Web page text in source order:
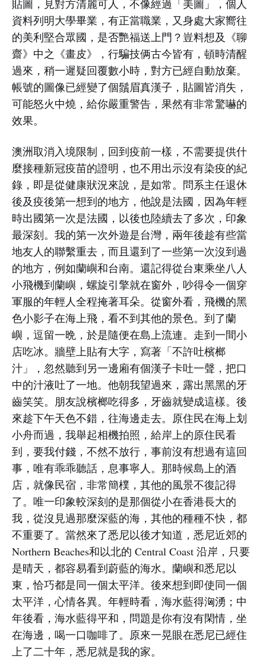
貼圖，見對方清麗可人，不像經過「美圖」，個人
資料列明大學畢業，有正當職業，又身處大家嚮往
的美利堅合眾國，是否艷福送上門？豈料想及《聊
齋》中之《畫皮》，行騙技俩古今皆有，頓時清醒
過來，稍一遲疑回覆數小時，對方已經自動放棄。
帳號的圖像已經變了個鬚眉真漢子，貼圖皆消失，
可能怒火中燒，給你嚴重警告，果然有非常驚嚇的
效果。
澳洲取消入境限制，回到疫前一樣，不需要提供什
麼接種新冠疫苗的證明，也不用出示沒有染疫的紀
錄，即是從健康狀況來說，是如常。問系主任退休
後及疫後第一想到的地方，他說是法國，因為年輕
時出國第一次是法國，以後也陸續去了多次，印象
最深刻。我的第一次外遊是台灣，兩年後趁有些當
地友人的聯繫重去，而且還到了一些第一次沒到過
的地方，例如蘭嶼和台南。還記得從台東乘坐八人
小飛機到蘭嶼，螺旋引擎就在窗外，吵得令一個穿
軍服的年輕人全程掩著耳朵。從窗外看，飛機的黑
色小影子在海上飛，看不到其他的景色。到了蘭
嶼，逗留一晩，於是隨便在島上流連。走到一間小
店吃冰。牆壁上貼有大字，寫著「不許吐檳榔
汁」，忽然聽到另一邊廂有個漢子卡吐一聲，把口
中的汁液吐了一地。他朝我望過來，露出黑黑的牙
齒笑笑。朋友說檳榔吃得多，牙齒就變成這樣。後
來趁下午天色不錯，往海邊走去。原住民在海上划
小舟而過，我舉起相機拍照，給岸上的原住民看
到，要我付錢，不然不放行，事前沒有想過有這回
事，唯有乖乖聽話，息事寧人。那時候島上的酒
店，就像民宿，非常簡樸，其他的風景不復記得
了。唯一印象較深刻的是那個從小在香港長大的
我，從沒見過那麼深藍的海，其他的種種不快，都
不重要了。當然來了悉尼以後才知道，悉尼近郊的
Northern Beaches和以北的 Central Coast 沿岸，只要
是晴天，都容易看到蔚藍的海水。蘭嶼和悉尼以
東，恰巧都是同一個太平洋。後來想到即使同一個
太平洋，心情各異。年輕時看，海水藍得洶湧；中
年後看，海水藍得平和，問題是你有沒有閑情，坐
在海邊，喝一口咖啡了。原來一晃眼在悉尼已經住
上了二十年，悉尼就是我的家。